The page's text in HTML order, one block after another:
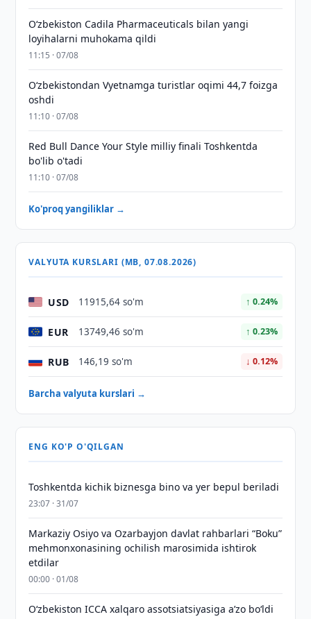
Oʻzbekiston Cadila Pharmaceuticals bilan yangi
loyihalarni muhokama qildi
11:15 · 07/08
O‘zbekistondan Vyetnamga turistlar oqimi 44,7 foizga
oshdi
11:10 · 07/08
Red Bull Dance Your Style milliy finali Toshkentda
bo'lib o'tadi
11:10 · 07/08
Ko'proq yangiliklar →
VALYUTA KURSLARI (MB, 07.08.2026)
USD 11915,64 so'm ↑ 0.24%
EUR 13749,46 so'm ↑ 0.23%
RUB 146,19 so'm ↓ 0.12%
Barcha valyuta kurslari →
ENG KO'P O'QILGAN
Toshkentda kichik biznesga bino va yer bepul beriladi
23:07 · 31/07
Markaziy Osiyo va Ozarbayjon davlat rahbarlari “Boku”
mehmonxonasining ochilish marosimida ishtirok
etdilar
00:00 · 01/08
O‘zbekiston ICCA xalqaro assotsiatsiyasiga aʼzo bo‘ldi